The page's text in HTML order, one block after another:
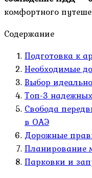
комфортного
Содержание
Подготовка к
Необходимые
Выбор
Топ-3
Свобода
в ОАЭ
Дорожные
Планирование
Парковки и